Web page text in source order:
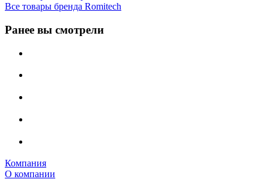
Все товары бренда Romitech
Ранее вы смотрели
Компания
О компании